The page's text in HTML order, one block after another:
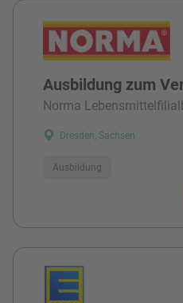
Ausbildung zum
Norma
Dresden, Sachsen
Ausbildung